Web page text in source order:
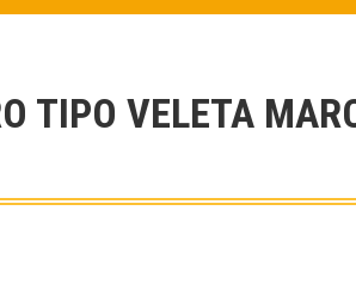
TIPO VELETA